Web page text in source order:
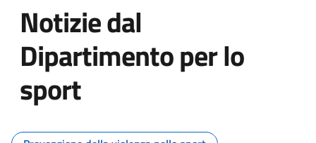
Notizie dal
Dipartimento per lo
sport